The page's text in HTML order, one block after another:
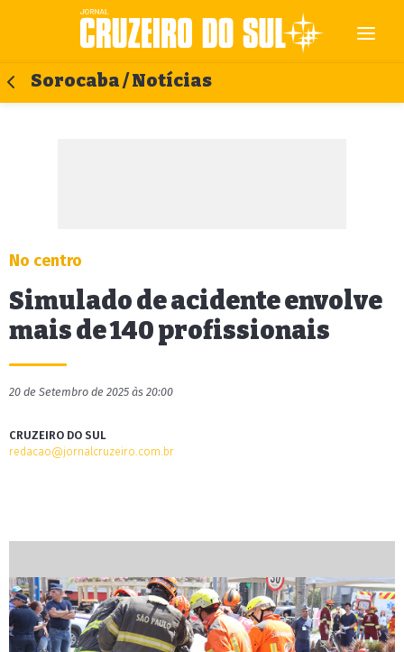
Sorocaba / Notícias
No centro
Simulado de acidente envolve
mais de 140 profissionais
20 de Setembro de 2025 às 20:00
CRUZEIRO DO SUL
redacao@jornalcruzeiro.com.br